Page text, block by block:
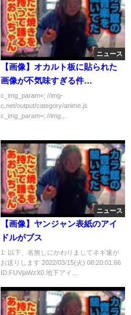
ニュース
【画像】オカルト板に貼られた
画像が不気味すぎる件…
c_img_param=; //img-
c.net/output/category/anime.js
c_img_param=; //img...
ニュース
【画像】ヤンジャン表紙のアイ
ドルがブス
1: 以下、名無しにかわりましてネギ速が
お送りします 2022/03/15(火) 08:20:01.66
ID:FUVjaWzX0 地下アイ...